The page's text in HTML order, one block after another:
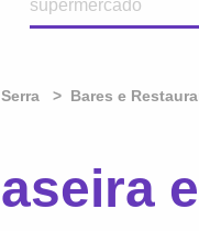
Bares e